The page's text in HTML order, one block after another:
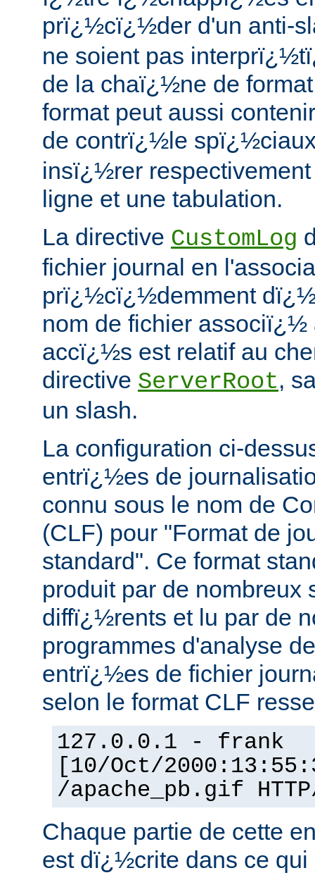
prï¿½cï¿½der d'un anti-
ne soient pas
de la chaï¿½ne de
format peut aussi
de contrï¿½le
insï¿½rer
ligne et une tabulation.
La directive CustomLog
fichier journal en
prï¿½cï¿½demment
nom de fichier associï¿½
accï¿½s est relatif au
directive ServerRoot,
un slash.
La configuration ci-
entrï¿½es de
connu sous le nom de
(CLF) pour "Format de
standard". Ce format
produit par de nombreux
diffï¿½rents et lu par de
programmes d'analyse
entrï¿½es de fichier
selon le format CLF
127.0.0.1 - frank
[10/Oct/
/apache_pb.gif
Chaque partie de cette
est dï¿½crite dans ce qui